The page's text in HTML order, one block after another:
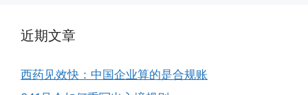
近期文章
西药见效快：中国企业算的是合规账